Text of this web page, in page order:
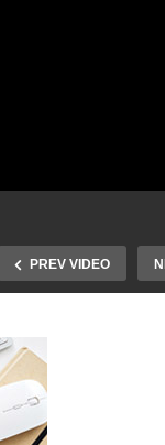
PREV VIDEO
wystawy ”Ksiądz
(1899-1978) –
człowiek, gorliwy